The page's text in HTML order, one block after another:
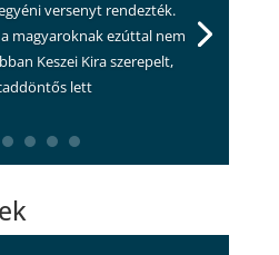
versenyt rendezték.
magyaroknak ezúttal nem
Keszei Kira szerepelt,
lett